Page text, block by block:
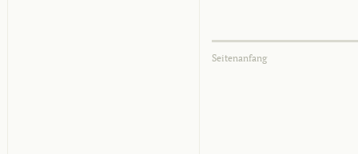
Seitenanfang